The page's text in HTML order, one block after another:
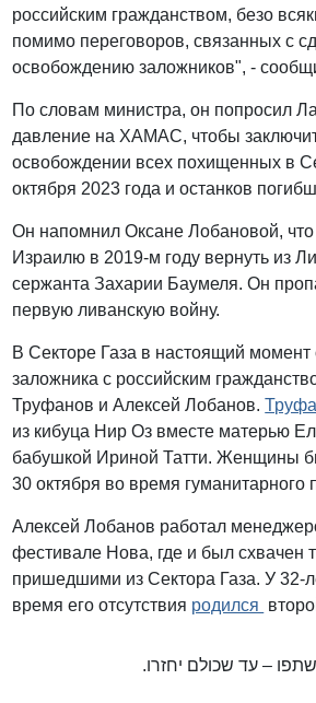
российским гражданством, безо
помимо переговоров, связанных с
освобождению заложников", -
По словам министра, он попросил
давление на ХАМАС, чтобы
освобождении всех похищенных в
октября 2023 года и останков
Он напомнил Оксане Лобановой,
Израилю в 2019-м году вернуть из
сержанта Захарии Баумеля. Он
первую ливанскую войну.
В Секторе Газа в настоящий момент
заложника с российским
Труфанов и Алексей Лобанов.
из кибуца Нир Оз вместе матерью
бабушкой Ириной Татти. Женщины
30 октября во время гуманитарного
Алексей Лобанов работал
фестивале Нова, где и был схвачен
пришедшими из Сектора Газа. У 32-
время его отсутствия родился
– עד שכולם יחזרו.